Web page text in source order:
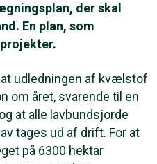
der skal
En plan, som
udledningen af kvælstof
om året, svarende til en
at alle lavbundsjorde
tages ud af drift. For at
på 6300 hektar